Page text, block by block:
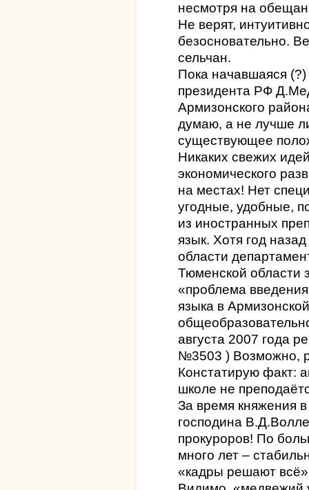
несмотря на
Не верят,
безосновательно.
сельчан.
Пока начавшаяся
президента РФ
Армизонского
думаю, а не лучше
существующее
Никаких свежих
экономического
на местах! Нет
угодные, удобные,
из иностранных
язык. Хотя год
области
Тюменской области
«проблема
языка в
августа 2007 года
№3503 ) Возможно,
Констатирую факт:
школе не
За время княжения
господина
прокуроров! По
много лет –
«кадры решают